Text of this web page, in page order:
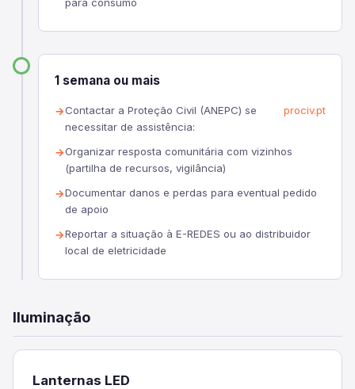
1 semana ou mais
Contactar a Proteção Civil (ANEPC) se
necessitar de assistência:
prociv.pt
Organizar resposta comunitária com vizinhos
(partilha de recursos, vigilância)
Documentar danos e perdas para eventual pedido
de apoio
Reportar a situação à E-REDES ou ao distribuidor
local de eletricidade
Iluminação
Lanternas LED